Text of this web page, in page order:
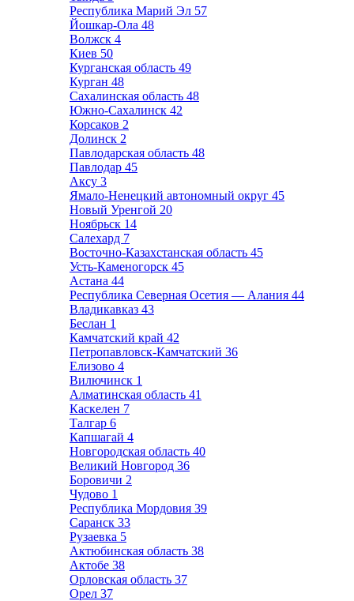
Республика Марий Эл 57
Йошкар-Ола 48
Волжск 4
Киев 50
Курганская область 49
Курган 48
Сахалинская область 48
Южно-Сахалинск 42
Корсаков 2
Долинск 2
Павлодарская область 48
Павлодар 45
Аксу 3
Ямало-Ненецкий автономный округ 45
Новый Уренгой 20
Ноябрьск 14
Салехард 7
Восточно-Казахстанская область 45
Усть-Каменогорск 45
Астана 44
Республика Северная Осетия — Алания 44
Владикавказ 43
Беслан 1
Камчатский край 42
Петропавловск-Камчатский 36
Елизово 4
Вилючинск 1
Алматинская область 41
Каскелен 7
Талгар 6
Капшагай 4
Новгородская область 40
Великий Новгород 36
Боровичи 2
Чудово 1
Республика Мордовия 39
Саранск 33
Рузаевка 5
Актюбинская область 38
Актобе 38
Орловская область 37
Орел 37